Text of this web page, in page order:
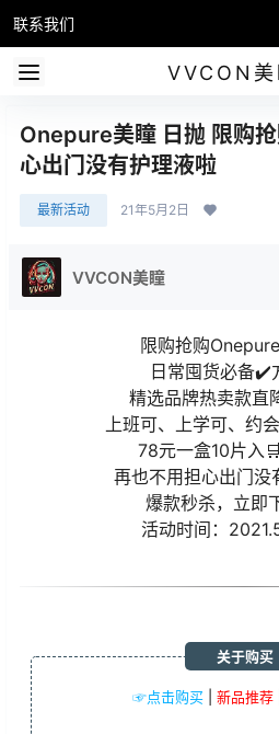
联系我们
VVCON美
Onepure美瞳 日抛 限购
心出门没有护理液啦
最新活动 21年5月2日
VVCON美瞳
限购抢购Onepure
日常囤货必备✔️
精选品牌热卖款直
上班可、上学可、约
78元一盒10片入
再也不用担心出门没
爆款秒杀，立即
活动时间：
☞点击购买 新品推荐
关于购买